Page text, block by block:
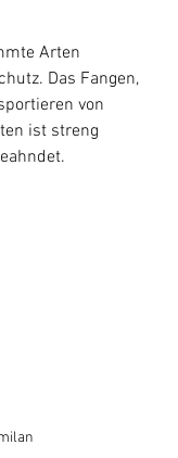
Arten
Das Fangen,
von
ist streng